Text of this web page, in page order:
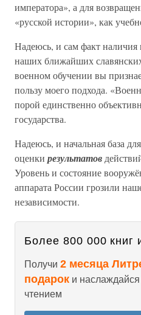
императора», а для
«русской истории», как
Надеюсь, и сам факт
наших ближайших
военном обучении вы
пользу моего подхода.
порой единственно
государства.
Надеюсь, и начальная база
оценки результатов
Уровень и состояние
аппарата России грозили
независимости.
Более 800 000 книг
Получи 2 месяца
подарок и
чтением